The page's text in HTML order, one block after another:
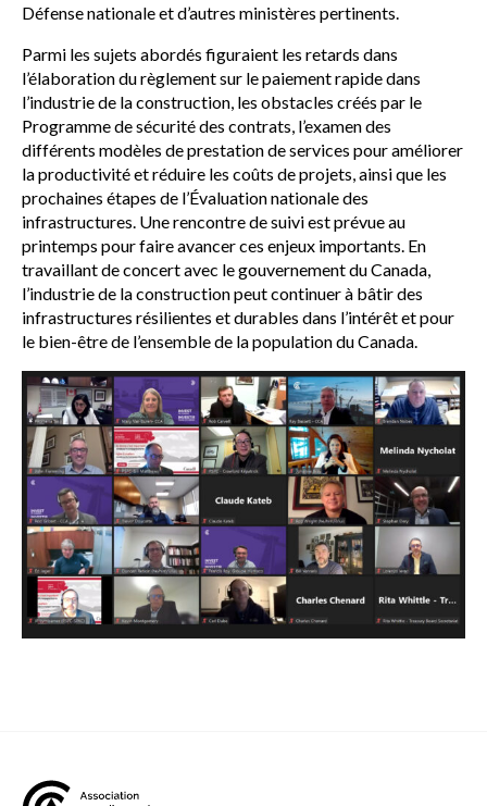
Défense nationale et d’autres ministères pertinents.
Parmi les sujets abordés figuraient les retards dans
l’élaboration du règlement sur le paiement rapide dans
l’industrie de la construction, les obstacles créés par le
Programme de sécurité des contrats, l’examen des
différents modèles de prestation de services pour améliorer
la productivité et réduire les coûts de projets, ainsi que les
prochaines étapes de l’Évaluation nationale des
infrastructures. Une rencontre de suivi est prévue au
printemps pour faire avancer ces enjeux importants. En
travaillant de concert avec le gouvernement du Canada,
l’industrie de la construction peut continuer à bâtir des
infrastructures résilientes et durables dans l’intérêt et pour
le bien-être de l’ensemble de la population du Canada.